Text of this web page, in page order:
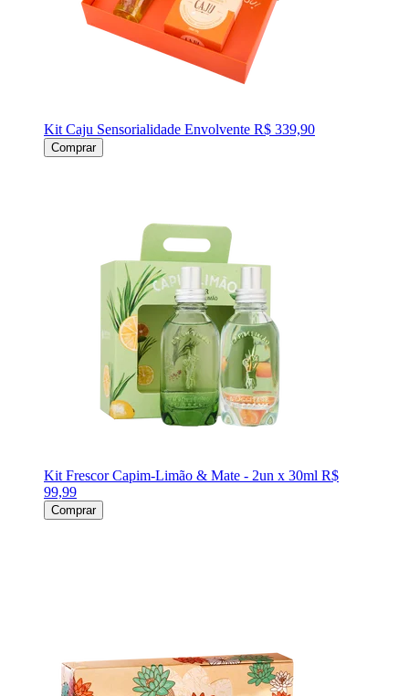
Kit Caju Sensorialidade Envolvente R$ 339,90
Comprar
Kit Frescor Capim-Limão & Mate - 2un x 30ml R$
99,99
Comprar